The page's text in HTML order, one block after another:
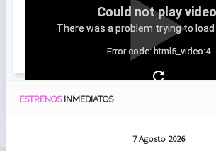
Could not play
There was a problem trying to load
Error code: html5_video:4
ESTRENOS INMEDIATOS
7 Agosto 2026